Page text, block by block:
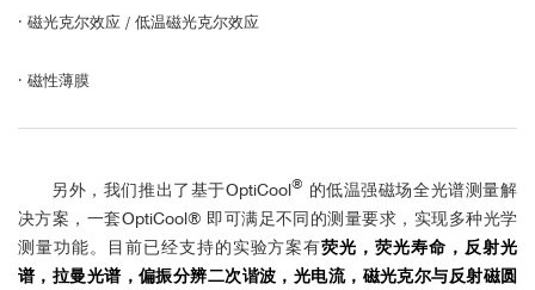
· 磁光克尔效应 / 低温磁光克尔效应
· 磁性薄膜
另外，我们推出了基于OptiCool® 的低温强磁场全光谱测量解
决方案，一套OptiCool® 即可满足不同的测量要求，实现多种光学
测量功能。目前已经支持的实验方案有荧光，荧光寿命，反射光
谱，拉曼光谱，偏振分辨二次谐波，光电流，磁光克尔与反射磁圆